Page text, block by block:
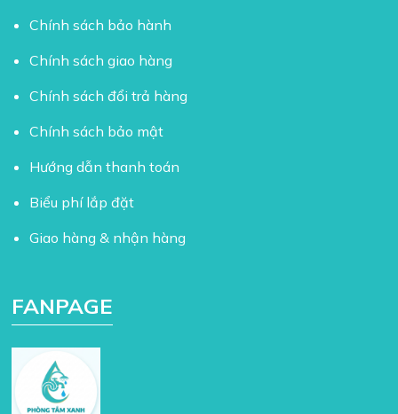
Chính sách bảo hành
Chính sách giao hàng
Chính sách đổi trả hàng
Chính sách bảo mật
Hướng dẫn thanh toán
Biểu phí lắp đặt
Giao hàng & nhận hàng
FANPAGE